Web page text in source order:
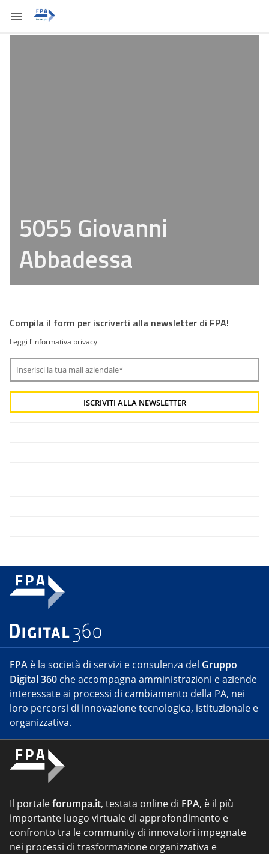
5055 Giovanni
Abbadessa
Compila il form per iscriverti alla newsletter di FPA!
Leggi l'informativa privacy
FPA è la società di servizi e consulenza del Gruppo
Digital 360 che accompagna amministrazioni e aziende
interessate ai processi di cambiamento della PA, nei
loro percorsi di innovazione tecnologica, istituzionale e
organizzativa.
Il portaleforumpa.it, testata online di FPA, è il più
importante luogo virtuale di approfondimento e
confronto tra le community di innovatori impegnate
nei processi di trasformazione organizzativa e